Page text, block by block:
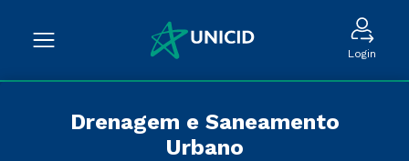
Login
Drenagem e Saneamento
Urbano